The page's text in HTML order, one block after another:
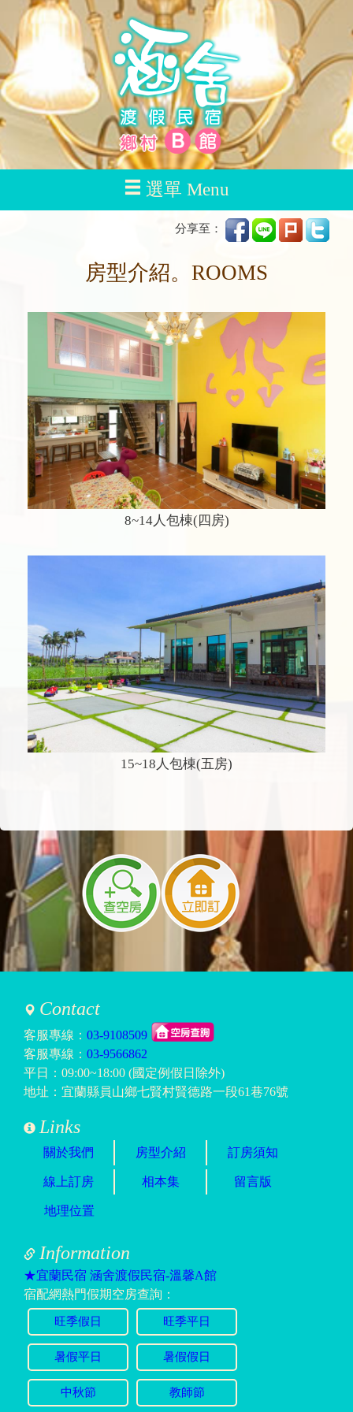
選單 Menu
分享至：
房型介紹。ROOMS
8~14人包棟(四房)
15~18人包棟(五房)
Contact
客服專線： 03-9108509
客服專線： 03-9566862
平日：09:00~18:00 (國定例假日除外)
地址：宜蘭縣員山鄉七賢村賢德路一段61巷76號
Links
關於我們 房型介紹 訂房須知
線上訂房 相本集 留言版
地理位置
Information
★宜蘭民宿 涵舍渡假民宿-溫馨A館
宿配網熱門假期空房查詢：
旺季假日 旺季平日
暑假平日 暑假假日
中秋節 教師節